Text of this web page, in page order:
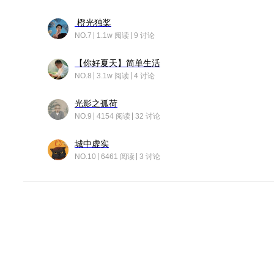
橙光独桨
NO.7 1.1w 阅读 9 讨论
【你好夏天】简单生活
NO.8 3.1w 阅读 4 讨论
光影之孤荷
NO.9 4154 阅读 32 讨论
城中虚实
NO.10 6461 阅读 3 讨论